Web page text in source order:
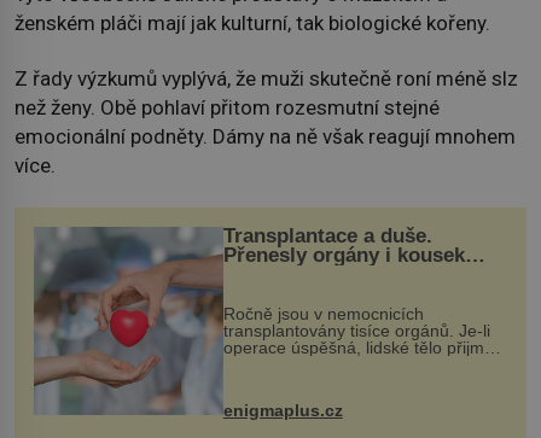
ženském pláči mají jak kulturní, tak biologické kořeny.
Z řady výzkumů vyplývá, že muži skutečně roní méně slz
než ženy. Obě pohlaví přitom rozesmutní stejné
emocionální podněty. Dámy na ně však reagují mnohem
více.
Transplantace a duše.
Přenesly orgány i kousek
Ročně jsou v nemocnicích
transplantovány tisíce orgánů. Je-li
operace úspěšná, lidské tělo přijme
enigmaplus.cz